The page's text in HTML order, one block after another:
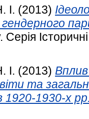
І. (2013)
Серія
І. (2013) Вплив
та
1920-1930-х